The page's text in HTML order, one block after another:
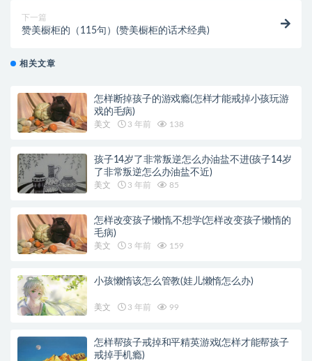
下一篇
赞美橱柜的（115句）(赞美橱柜的话术经典)
相关文章
怎样断掉孩子的游戏瘾(怎样才能戒掉小孩玩游
戏的毛病)
美文 3 年前 138
孩子14岁了非常叛逆怎么办油盐不进(孩子14岁
了非常叛逆怎么办油盐不近)
美文 3 年前 85
怎样改变孩子懒惰,不想学(怎样改变孩子懒惰的
毛病)
美文 3 年前 159
小孩懒惰该怎么管教(娃儿懒惰怎么办)
美文 3 年前 99
怎样帮孩子戒掉和平精英游戏(怎样才能帮孩子
戒掉手机瘾)